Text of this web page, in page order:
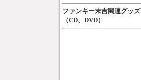
ファンキー末吉関連グッズ
（CD、DVD）